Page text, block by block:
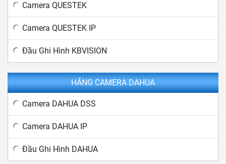
Camera QUESTEK
Camera QUESTEK IP
Đầu Ghi Hình KBVISION
HÃNG CAMERA DAHUA
Camera DAHUA DSS
Camera DAHUA IP
Đầu Ghi Hình DAHUA